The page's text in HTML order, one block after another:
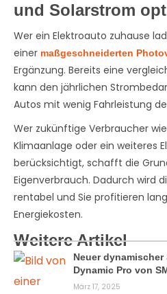
und Solarstrom
Wer ein Elektroauto zuhause
einer maßgeschneiderten
Ergänzung. Bereits eine
kann den jährlichen
Autos mit wenig Fahrleistung
Wer zukünftige Verbraucher
Klimaanlage oder ein weiteres
berücksichtigt, schafft die
Eigenverbrauch. Dadurch wird
rentabel und Sie profitieren
Energiekosten.
Weitere Artikel
Neuer
Dynamic Pro von
März 17, 2025